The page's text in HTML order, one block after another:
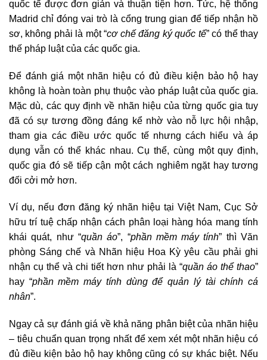
quốc tế được đơn giản và thuận tiện hơn. Tức, hệ thống
Madrid chỉ đóng vai trò là cổng trung gian để tiếp nhận hồ
sơ, không phải là một “cơ chế đăng ký quốc tế” có thể thay
thế pháp luật của các quốc gia.
Để đánh giá một nhãn hiệu có đủ điều kiện bảo hộ hay
không là hoàn toàn phụ thuộc vào pháp luật của quốc gia.
Mặc dù, các quy định về nhãn hiệu của từng quốc gia tuy
đã có sự tương đồng đáng kể nhờ vào nỗ lực hội nhập,
tham gia các điều ước quốc tế nhưng cách hiểu và áp
dụng vẫn có thể khác nhau. Cụ thể, cùng một quy định,
quốc gia đó sẽ tiếp cận một cách nghiêm ngặt hay tương
đối cởi mở hơn.
Ví dụ, nếu đơn đăng ký nhãn hiệu tại Việt Nam, Cục Sở
hữu trí tuệ chấp nhận cách phân loại hàng hóa mang tính
khái quát, như “quần áo”, “phần mềm máy tính” thì Văn
phòng Sáng chế và Nhãn hiệu Hoa Kỳ yêu cầu phải ghi
nhận cụ thể và chi tiết hơn như phải là “quần áo thể thao”
hay “phần mềm máy tính dùng để quản lý tài chính cá
nhân”.
Ngay cả sự đánh giá về khả năng phân biệt của nhãn hiệu
– tiêu chuẩn quan trọng nhất để xem xét một nhãn hiệu có
đủ điều kiện bảo hộ hay không cũng có sự khác biệt. Nếu